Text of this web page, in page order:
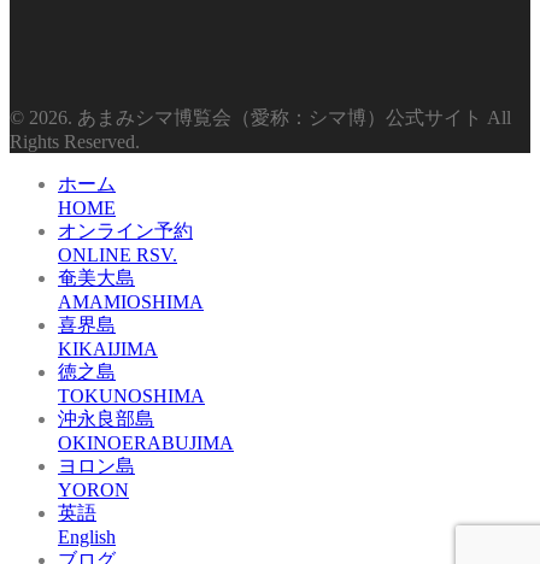
© 2026. あまみシマ博覧会（愛称：シマ博）公式サイト All
Rights Reserved.
ホーム
HOME
オンライン予約
ONLINE RSV.
奄美大島
AMAMIOSHIMA
喜界島
KIKAIJIMA
徳之島
TOKUNOSHIMA
沖永良部島
OKINOERABUJIMA
ヨロン島
YORON
英語
English
ブログ